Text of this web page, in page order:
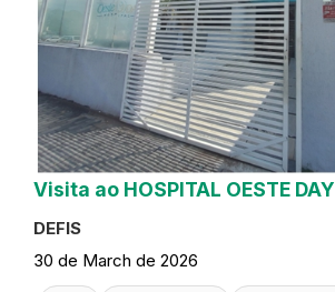
Visita ao HOSPITAL OESTE DAY
DEFIS
30 de March de 2026